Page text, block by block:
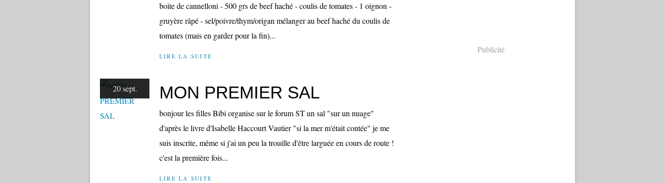
boite de cannelloni - 500 grs de beef haché - coulis de tomates - 1 oignon -
gruyère râpé - sel/poivre/thym/origan mélanger au beef haché du coulis de
tomates (mais en garder pour la fin)...
LIRE LA SUITE
20 sept. MON PREMIER SAL
bonjour les filles Bibi organise sur le forum ST un sal "sur un nuage"
d'après le livre d'Isabelle Haccourt Vautier "si la mer m'était contée" je me
suis inscrite, même si j'ai un peu la trouille d'être larguée en cours de route !
c'est la première fois...
LIRE LA SUITE
Publicité